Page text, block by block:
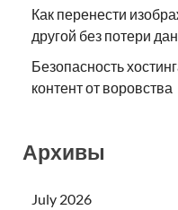
Как перенести
другой без потери
Безопасность
контент от воровства
Архивы
July 2026